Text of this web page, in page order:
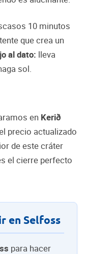
10 minutos
que crea un
al dato: lleva
sol.
en Kerið
precio actualizado
de este cráter
el cierre perfecto
en Selfoss
para hacer